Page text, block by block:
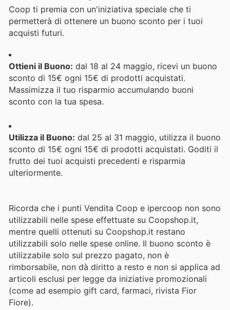
Coop ti premia con un'iniziativa speciale che ti
permetterà di ottenere un buono sconto per i tuoi
acquisti futuri.
Ottieni il Buono: dal 18 al 24 maggio, ricevi un buono
sconto di 15€ ogni 15€ di prodotti acquistati.
Massimizza il tuo risparmio accumulando buoni
sconto con la tua spesa.
Utilizza il Buono: dal 25 al 31 maggio, utilizza il buono
sconto di 15€ ogni 15€ di prodotti acquistati. Goditi il
frutto dei tuoi acquisti precedenti e risparmia
ulteriormente.
Ricorda che i punti Vendita Coop e ipercoop non sono
utilizzabili nelle spese effettuate su Coopshop.it,
mentre quelli ottenuti su Coopshop.it restano
utilizzabili solo nelle spese online. Il buono sconto è
utilizzabile solo sul prezzo pagato, non è
rimborsabile, non dà diritto a resto e non si applica ad
articoli esclusi per legge da iniziative promozionali
(come ad esempio gift card, farmaci, rivista Fior
Fiore).